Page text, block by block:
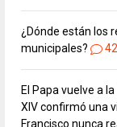
¿Dónde están los
municipales?
42
El Papa vuelve a
XIV confirmó una
Francisco nunca